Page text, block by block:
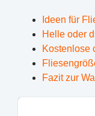
Ideen für
Helle oder
Kostenlose
Fazit zur